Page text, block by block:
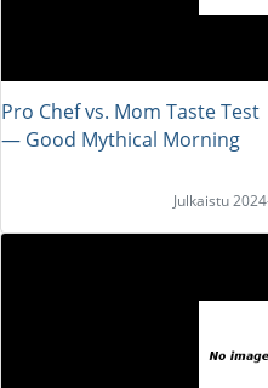
Pro Chef vs. Mom Taste Test
― Good Mythical Morning
Julkaistu